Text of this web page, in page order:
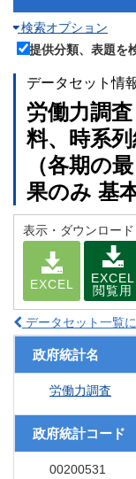
検索オプション
提供分類、表題を
データセット情
労働力調
料、時系
（各期の
果のみ 基
表示・ダウンロード
EXCEL
EXCEL
閲覧用
データセット一覧
政府統計名
労働力調査
政府統計コード
00200531